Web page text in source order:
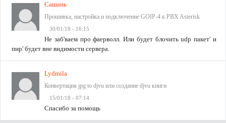
Сашань
Прошивка, настройка и подключение GOIP-4 к PBX Asterisk
30/01/18 - 16:15
Не заб'ваем про фаерволл. Или будет блочить udp пакет' и
пир' будет вне видимости сервера.
Lydmila
Конвертация jpg to djvu или создание djvu книги
15/01/18 - 07:14
Спасибо за помощь